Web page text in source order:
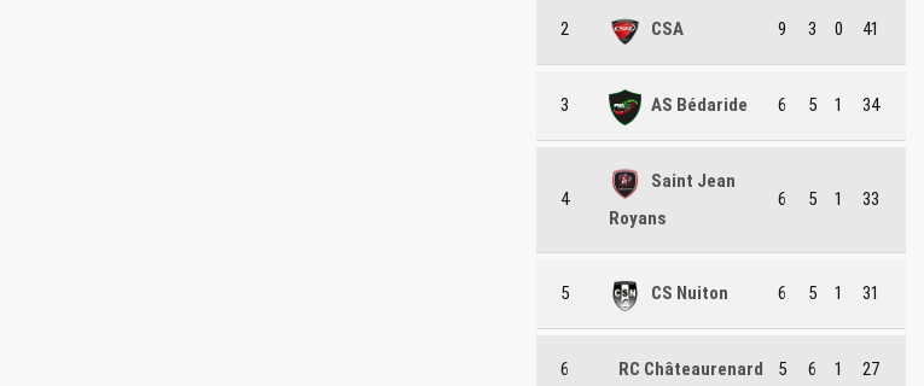
2 CSA 9 3 0 41
3 AS Bédaride 6 5 1 34
4
Saint Jean
Royans
6 5 1 33
5 CS Nuiton 6 5 1 31
6 RC Châteaurenard 5 6 1 27